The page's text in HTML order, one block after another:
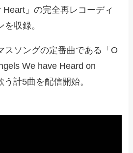
Heart」の完全再レコーディ
収録。
スソングの定番曲である「O
We have Heard on
計5曲を配信開始。